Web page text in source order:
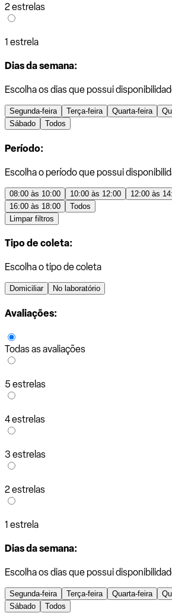
2 estrelas
1 estrela
Dias da semana:
Escolha os dias que possui
Segunda-feira Terça-feira Quarta-feira
Sábado
Todos
Período:
Escolha o período que possui
08:00 às 10:00 10:00 às 12:00 12:00 às
16:00 às 18:00
Todos
Limpar filtros
Tipo de coleta:
Escolha o tipo de coleta
Domiciliar No laboratório
Avaliações:
Todas as avaliações
5 estrelas
4 estrelas
3 estrelas
2 estrelas
1 estrela
Dias da semana:
Escolha os dias que possui
Segunda-feira Terça-feira Quarta-feira
Sábado
Todos